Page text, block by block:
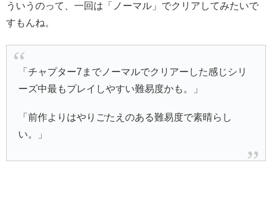
ういうのって、一回は「ノーマル」でクリアしてみたいで
すもんね。
「チャプター7までノーマルでクリアーした感じシリ
ーズ中最もプレイしやすい難易度かも。」
「前作よりはやりごたえのある難易度で素晴らし
い。」